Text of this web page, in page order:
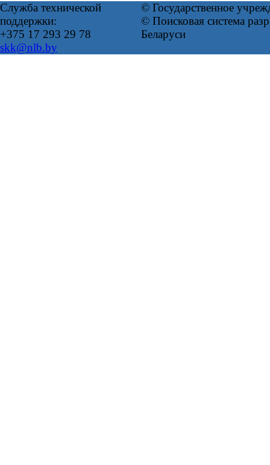
Служба технической
поддержки:
+375 17 293 29 78
skk@nlb.by
© Государственное
© Поисковая система
Беларуси